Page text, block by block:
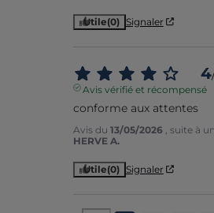
Utile(0) Signaler
4
Avis vérifié et récompensé
conforme aux attentes
Avis du 13/05/2026
, suite à
HERVE A.
Utile(0) Signaler